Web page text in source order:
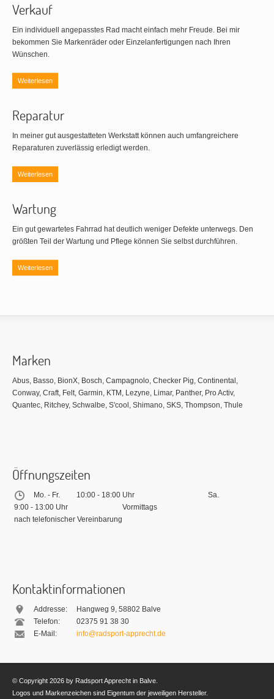
Verkauf
Ein individuell angepasstes Rad macht einfach mehr Freude. Bei mir
bekommen Sie Markenräder oder Einzelanfertigungen nach Ihren
Wünschen.
Weiterlesen
Reparatur
In meiner gut ausgestatteten Werkstatt können auch umfangreichere
Reparaturen zuverlässig erledigt werden.
Weiterlesen
Wartung
Ein gut gewartetes Fahrrad hat deutlich weniger Defekte unterwegs. Den
größten Teil der Wartung und Pflege können Sie selbst durchführen.
Weiterlesen
Marken
Abus, Basso, BionX, Bosch, Campagnolo, Checker Pig, Continental,
Conway, Craft, Felt, Garmin, KTM, Lezyne, Limar, Panther, Pro Activ,
Quantec, Ritchey, Schwalbe, S'cool, Shimano, SKS, Thompson, Thule
Öffnungszeiten
Mo. - Fr. 10:00 - 18:00 Uhr
Sa.
9:00 - 13:00 Uhr
Vormittags
nach telefonischer Vereinbarung
Kontaktinformationen
Addresse: Hangweg 9, 58802 Balve
Telefon:
02375 91 38 30
E-Mail:
info@radsport-apprecht.de
© Copyright 2026 by Radsport Apprecht in Balve.
Logos und Markenzeichen sind Eigentum der jeweiligen Hersteller.